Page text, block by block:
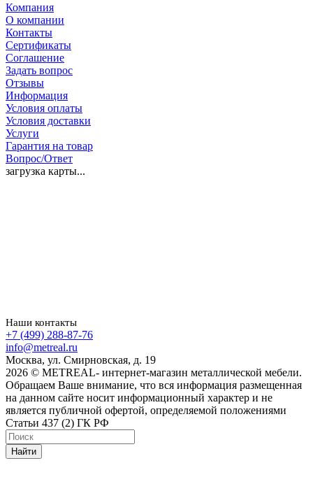
Компания
О компании
Контакты
Сертификаты
Соглашение
Задать вопрос
Отзывы
Информация
Условия оплаты
Условия доставки
Услуги
Гарантия на товар
Вопрос/Ответ
загрузка карты...
Наши контакты
+7 (499) 288-87-76
info@metreal.ru
Москва, ул. Смирновская, д. 19
2026 © METREAL- интернет-магазин металлической мебели.
Обращаем Ваше внимание, что вся информация размещенная
на данном сайте носит информационный характер и не
является публичной офертой, определяемой положениями
Статьи 437 (2) ГК РФ
Найти